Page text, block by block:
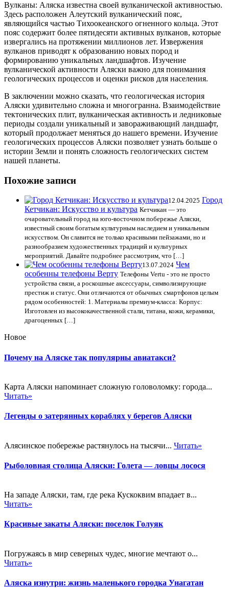
Вулканы: Аляска известна своей вулканической активностью.
Здесь расположен Алеутский вулканический пояс,
являющийся частью Тихоокеанского огненного кольца. Этот
пояс содержит более пятидесяти активных вулканов, которые
извергались на протяжении миллионов лет. Извержения
вулканов приводят к образованию новых пород и
формированию уникальных ландшафтов. Изучение
вулканической активности Аляски важно для понимания
геологических процессов и оценки рисков для населения.
В заключении можно сказать, что геологическая история
Аляски удивительно сложна и многогранна. Взаимодействие
тектонических плит, вулканическая активность и ледниковые
периоды создали уникальный и завораживающий ландшафт,
который продолжает меняться до нашего времени. Изучение
геологических процессов Аляски позволяет узнать больше о
истории Земли и понять сложность геологических систем
нашей планеты.
Похожие записи
12.04.2025 Город
Кетчикан: Искусство и культура Кетчикан — это
очаровательный город на юго-восточном побережье Аляски,
известный своим богатым культурным наследием и уникальным
искусством. Он славится не только красивыми пейзажами, но и
разнообразием художественных традиций и культурных
мероприятий. Давайте подробнее рассмотрим, что […]
13.07.2024 Чем
особенны телефоны Верту Телефоны Vertu - это не просто
устройства связи, а роскошные аксессуары, символизирующие
престиж и статус. Они отличаются от обычных смартфонов целым
рядом особенностей: 1. Материалы премиум-класса: Корпус:
Изготовлен из высококачественной стали, титана, кожи, керамики,
драгоценных […]
Новое
Почему на Аляске так популярны авиатакси?
Карта Аляски напоминает сложную головоломку: города...
Читать»
Легенды о затерянных кораблях у берегов Аляски
Алясинское побережье растянулось на тысячи... Читать»
Рыболовная столица Аляски: Голета — ловцы лосося
На западе Аляски, там, где река Кускоквим впадает в...
Читать»
Красивые закаты Аляски: поселок Голуяк
Погружаясь в мир северных чудес, многие мечтают о...
Читать»
Аляска изнутри: жизнь маленького городка Унагатан